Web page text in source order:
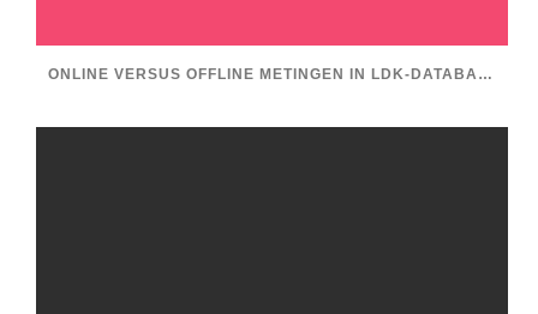
ONLINE VERSUS OFFLINE METINGEN IN LDK-DATABASE